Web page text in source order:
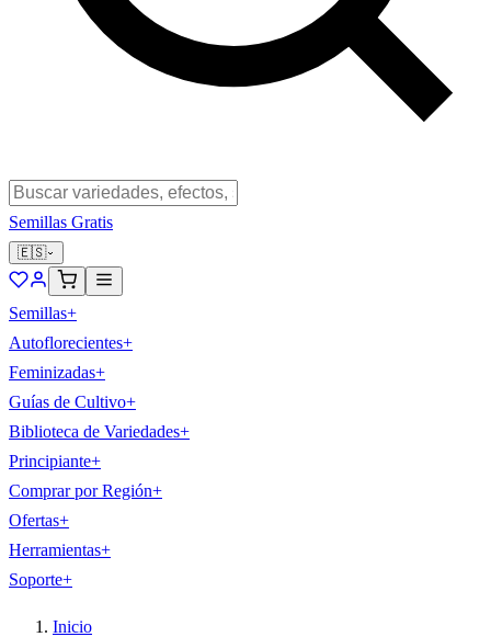
Semillas Gratis
🇪🇸
Semillas+
Autoflorecientes+
Feminizadas+
Guías de Cultivo+
Biblioteca de Variedades+
Principiante+
Comprar por Región+
Ofertas+
Herramientas+
Soporte+
Inicio